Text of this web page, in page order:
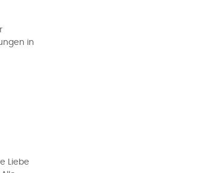
in
Liebe